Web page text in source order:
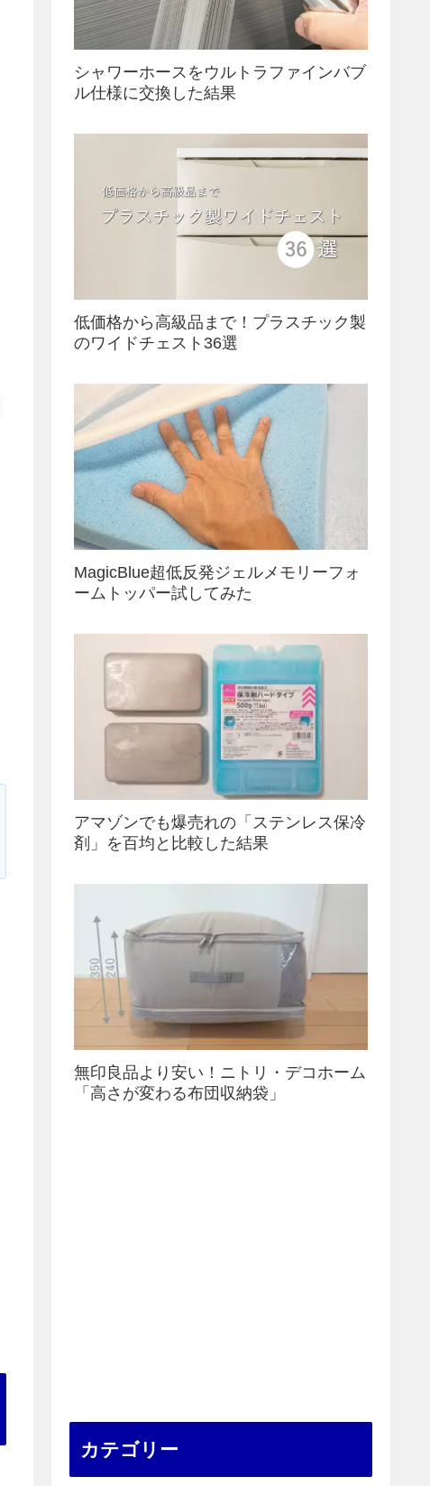
シャワーホースをウルトラファインバブ
ル仕様に交換した結果
低価格から高級品まで！プラスチック製
のワイドチェスト36選
MagicBlue超低反発ジェルメモリーフォ
ームトッパー試してみた
アマゾンでも爆売れの「ステンレス保冷
剤」を百均と比較した結果
無印良品より安い！ニトリ・デコホーム
「高さが変わる布団収納袋」
カテゴリー